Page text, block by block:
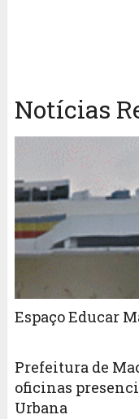
Notícias
Espaço Educar
Prefeitura de
oficinas
Urbana